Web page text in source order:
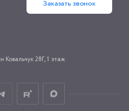
Заказать звонок
Ковальчук 28Г, 1 этаж